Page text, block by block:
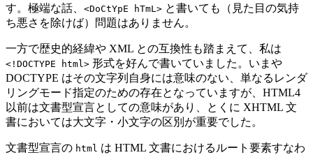
す。極端な話、 <DoCtYpE hTmL> と書いても（見た目の気持
ち悪さを除けば）問題はありません。
一方で歴史的経緯や XML との互換性も踏まえて、私は
<!DOCTYPE html> 形式を好んで書いていました。いまや
DOCTYPE はその文字列自身には意味のない、単なるレンダ
リングモード指定のための存在となっていますが、HTML4
以前は文書型宣言としての意味があり、とくに XHTML 文
書においては大文字・小文字の区別が重要でした。
文書型宣言の html は HTML 文書におけるルート要素すなわ